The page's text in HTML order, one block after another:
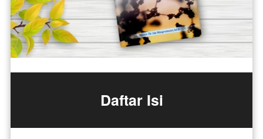
Daftar Isi